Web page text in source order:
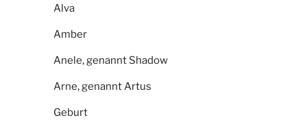
Alva
Amber
Anele, genannt Shadow
Arne, genannt Artus
Geburt